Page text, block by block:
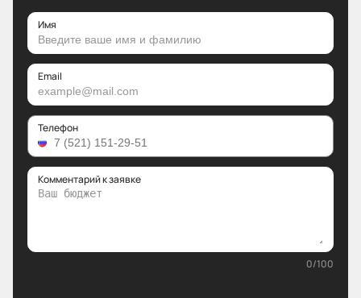
Имя
Email
Телефон
Комментарий к заявке
0/100